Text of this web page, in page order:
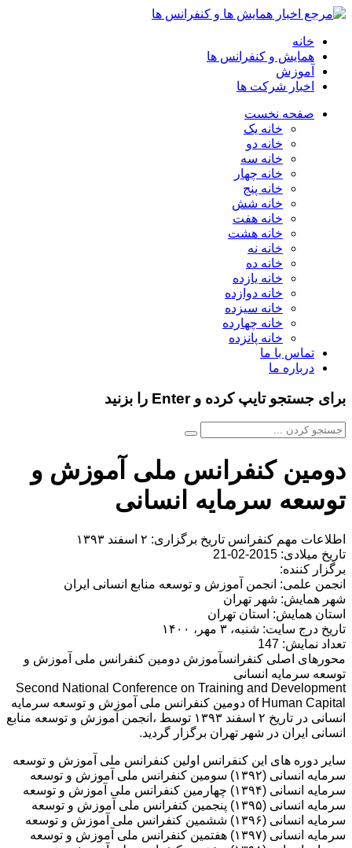
خانه
همایش و کنفرانس ها
آموزش
اخبار شرکت ها
صفحه نخست
خانه یک
خانه دو
خانه سه
خانه چهار
خانه پنج
خانه شش
خانه هفت
خانه هشت
خانه نه
خانه ده
خانه یازده
خانه دوازده
خانه سیزده
خانه چهارده
خانه پانزده
تماس با ما
درباره ما
برای جستجو تایپ کرده و Enter را بزنید
دومین کنفرانس ملی آموزش و
توسعه سرمایه انسانی
اطلاعات مهم کنفرانس تاریخ برگزاری: ۲ اسفند ۱۳۹۳
تاریخ میلادی: 2015-02-21
برگزار کننده:
انجمن علمی: انجمن آموزش و توسعه منابع انسانی ایران
شهر همایش: شهر تهران
استان همایش: استان تهران
تاریخ درج سایت: شنبه، ۳ مهر، ۱۴۰۰
تعداد نمایش: 147
محورهای اصلی کنفرانسآموزش دومین کنفرانس ملی آموزش و
توسعه سرمایه انسانی
Second National Conference on Training and Development
of Human Capital دومین کنفرانس ملی آموزش و توسعه سرمایه
انسانی در تاریخ ۲ اسفند ۱۳۹۳ توسط ،انجمن آموزش و توسعه منابع
انسانی ایران در شهر تهران برگزار گردید.
سایر دوره های این کنفرانس اولین کنفرانس ملی آموزش و توسعه
سرمایه انسانی (۱۳۹۲) سومین کنفرانس ملی آموزش و توسعه
سرمایه انسانی (۱۳۹۴) چهارمین کنفرانس ملی آموزش و توسعه
سرمایه انسانی (۱۳۹۵) پنجمین کنفرانس ملی آموزش و توسعه
سرمایه انسانی (۱۳۹۶) ششمین کنفرانس ملی آموزش و توسعه
سرمایه انسانی (۱۳۹۷) هفتمین کنفرانس ملی آموزش و توسعه